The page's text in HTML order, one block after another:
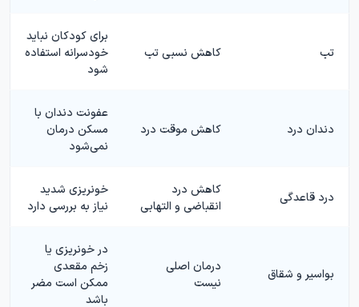
تب کاهش نسبی تب
برای کودکان نباید
خودسرانه استفاده
شود
دندان درد کاهش موقت درد
عفونت دندان با
مسکن درمان
نمی‌شود
درد قاعدگی
کاهش درد
انقباضی و التهابی
خونریزی شدید
نیاز به بررسی دارد
بواسیر و شقاق
درمان اصلی
نیست
در خونریزی یا
زخم مقعدی
ممکن است مضر
باشد